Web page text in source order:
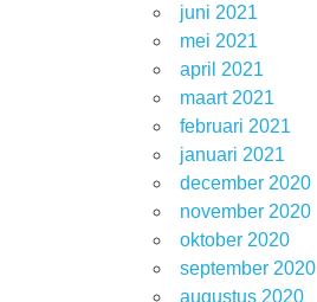
juni 2021
mei 2021
april 2021
maart 2021
februari 2021
januari 2021
december 2020
november 2020
oktober 2020
september 2020
augustus 2020